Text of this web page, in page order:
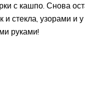
с кашпо. Снова
стекла, узорами и
руками!